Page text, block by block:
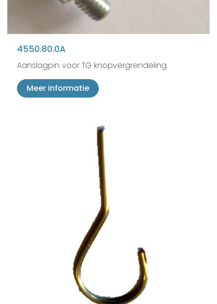
4550.80.0A
Aanslagpin voor TG knopvergrendeling
Meer informatie